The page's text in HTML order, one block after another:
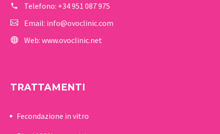
Telefono: +34 951 087 975
Email: info@ovoclinic.com
Web: www.ovoclinic.net
TRATTAMENTI
Fecondazione in vitro